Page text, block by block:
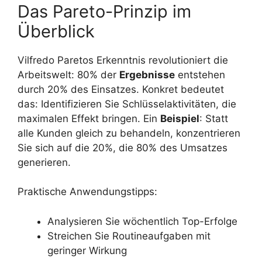
Das Pareto-Prinzip im
Überblick
Vilfredo Paretos Erkenntnis revolutioniert die
Arbeitswelt: 80% der Ergebnisse entstehen
durch 20% des Einsatzes. Konkret bedeutet
das: Identifizieren Sie Schlüsselaktivitäten, die
maximalen Effekt bringen. Ein Beispiel: Statt
alle Kunden gleich zu behandeln, konzentrieren
Sie sich auf die 20%, die 80% des Umsatzes
generieren.
Praktische Anwendungstipps:
Analysieren Sie wöchentlich Top-Erfolge
Streichen Sie Routineaufgaben mit
geringer Wirkung